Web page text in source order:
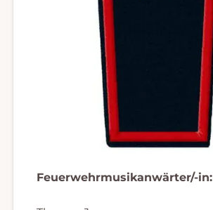
Feuerwehrmusikanwärter/-in: